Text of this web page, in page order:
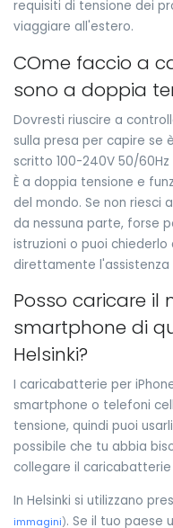
requisiti di tensione dei
viaggiare all'estero.
COme faccio a
sono a doppia
Dovresti riuscire a
sulla presa per capire se
scritto 100-240V 50/
È a doppia tensione e
del mondo. Se non riesci
da nessuna parte, forse
istruzioni o puoi
direttamente l'assistenza
Posso caricare il
smartphone di
Helsinki?
I caricabatterie per
smartphone o telefoni
tensione, quindi puoi
possibile che tu abbia
collegare il caricabatterie
In Helsinki si utilizzano
immagini). Se il tuo paese